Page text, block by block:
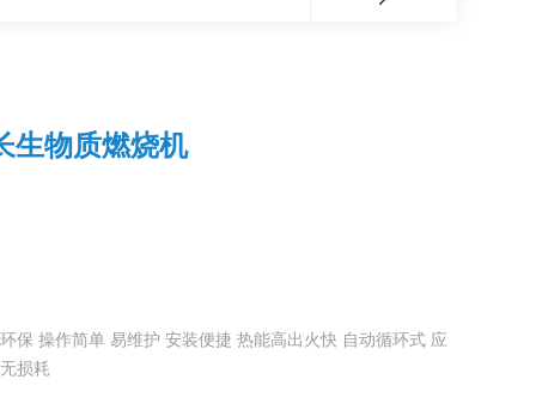
生物质燃烧机
保 操作简单 易维护 安装便捷 热能高出火快 自动循环式 应
损耗